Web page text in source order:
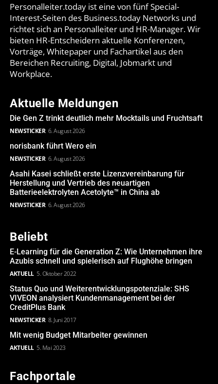
Personalleiter.today ist eine von fünf Special-
Interest-Seiten des Business.today Networks und
richtet sich an Personalleiter und HR-Manager. Wir
bieten HR-Entscheidern aktuelle Konferenzen,
Vorträge, Whitepaper und Fachartikel aus den
Bereichen Recruiting, Digital, Jobmarkt und
Workplace.
Aktuelle Meldungen
Die Gen Z trinkt deutlich mehr Mocktails und Fruchtsaft
NEWSTICKER 6. August 2026
norisbank führt Wero ein
NEWSTICKER 6. August 2026
Asahi Kasei schließt erste Lizenzvereinbarung für
Herstellung und Vertrieb des neuartigen
Batterieelektrolyten Acetolyte™ in China ab
NEWSTICKER 6. August 2026
Beliebt
E-Learning für die Generation Z: Wie Unternehmen ihre
Azubis schnell und spielerisch auf Flughöhe bringen
AKTUELL 5. Oktober 2022
Status Quo und Weiterentwicklungspotenziale: SHS
VIVEON analysiert Kundenmanagement bei der
CreditPlus Bank
NEWSTICKER 8. Juni 2017
Mit wenig Budget Mitarbeiter gewinnen
AKTUELL 5. Mai 2023
Fachportale